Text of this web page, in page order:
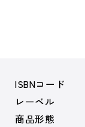
ISBNコード
レーベル
商品形態